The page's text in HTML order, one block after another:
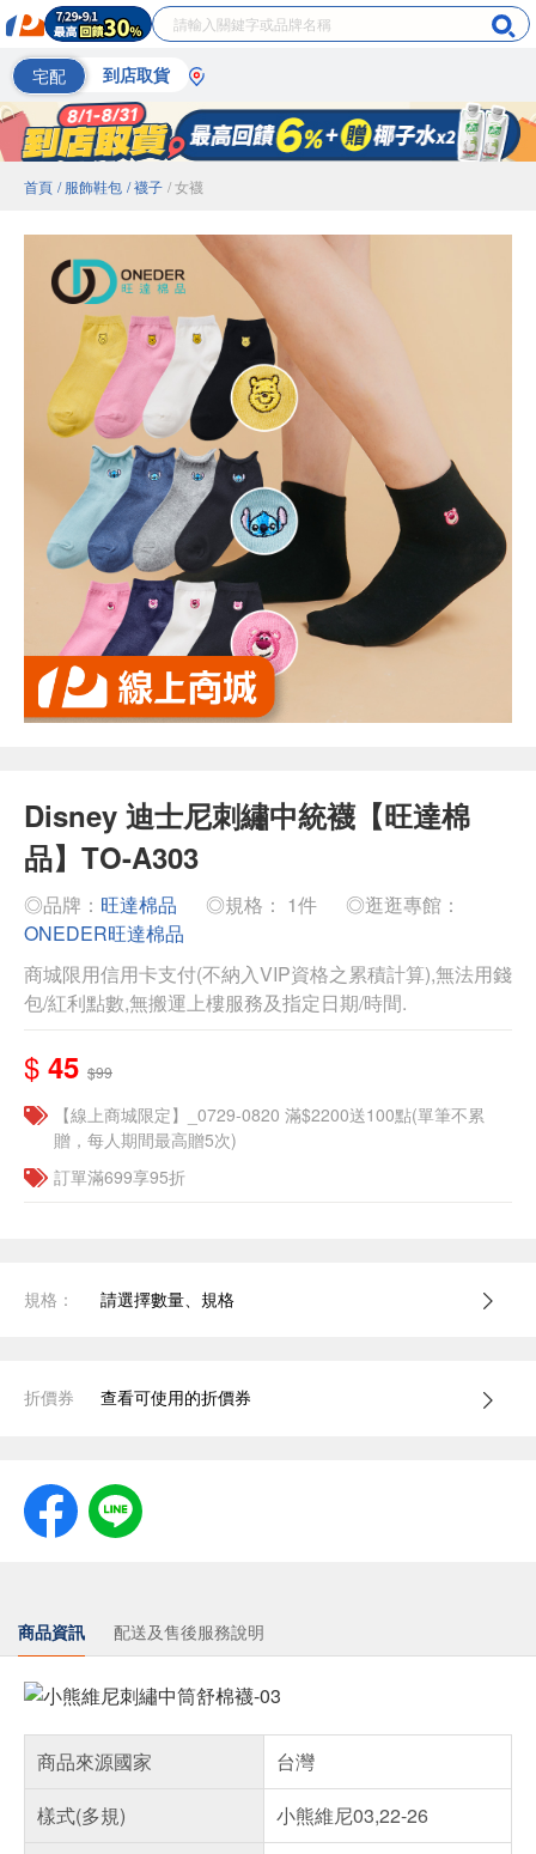
宅配 到店取貨
首頁 / 服飾鞋包 / 襪子 / 女襪
Disney 迪士尼刺繡中統襪【旺達棉
品】TO-A303
◎品牌： 旺達棉品 ◎規格： 1件
◎逛逛專館：
ONEDER旺達棉品
商城限用信用卡支付(不納入VIP資格之累積計算),無法用錢
包/紅利點數,無搬運上樓服務及指定日期/時間.
$ 45 $99
【線上商城限定】_0729-0820 滿$2200送100點(單筆不累
贈，每人期間最高贈5次)
訂單滿699享95折
規格： 請選擇數量、規格
折價券 查看可使用的折價券
商品資訊 配送及售後服務說明
商品來源國家
台灣
樣式(多規)
小熊維尼03,22-26